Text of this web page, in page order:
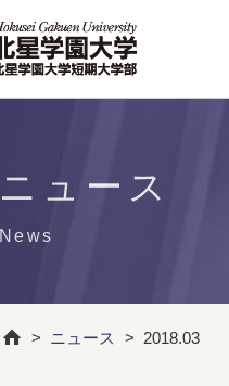
ニュース
News
> ニュース > 2018.03